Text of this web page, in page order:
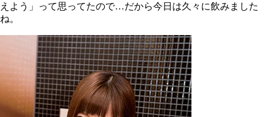
えよう」って思ってたので…だから今日は久々に飲みました
ね。